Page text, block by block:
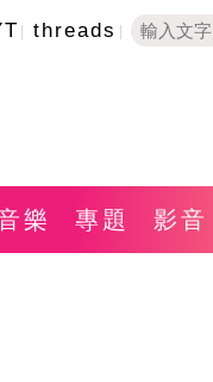
threads
樂 專題 影音